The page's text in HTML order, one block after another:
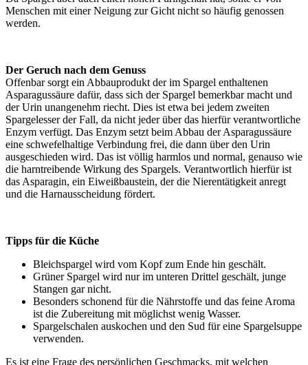
Menschen mit einer Neigung zur Gicht nicht so häufig genossen
werden.
Der Geruch nach dem Genuss
Offenbar sorgt ein Abbauprodukt der im Spargel enthaltenen
Asparagussäure dafür, dass sich der Spargel bemerkbar macht und
der Urin unangenehm riecht. Dies ist etwa bei jedem zweiten
Spargelesser der Fall, da nicht jeder über das hierfür verantwortliche
Enzym verfügt. Das Enzym setzt beim Abbau der Asparagussäure
eine schwefelhaltige Verbindung frei, die dann über den Urin
ausgeschieden wird. Das ist völlig harmlos und normal, genauso wie
die harntreibende Wirkung des Spargels. Verantwortlich hierfür ist
das Asparagin, ein Eiweißbaustein, der die Nierentätigkeit anregt
und die Harnausscheidung fördert.
Tipps für die Küche
Bleichspargel wird vom Kopf zum Ende hin geschält.
Grüner Spargel wird nur im unteren Drittel geschält, junge
Stangen gar nicht.
Besonders schonend für die Nährstoffe und das feine Aroma
ist die Zubereitung mit möglichst wenig Wasser.
Spargelschalen auskochen und den Sud für eine Spargelsuppe
verwenden.
Es ist eine Frage des persönlichen Geschmacks, mit welchen